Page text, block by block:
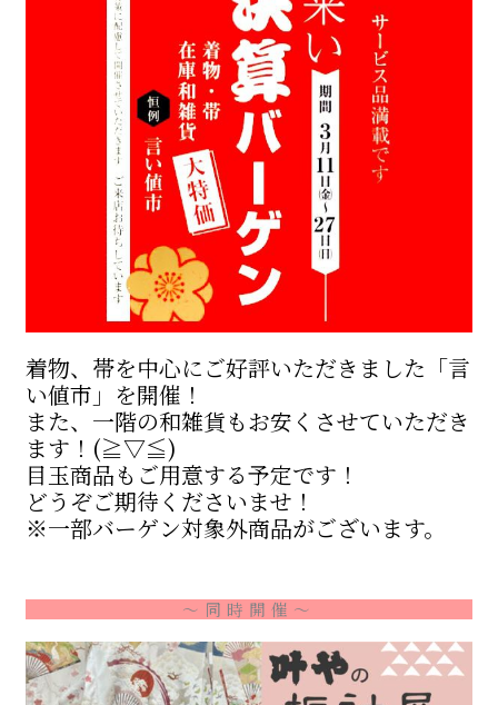
着物、帯を中心にご好評いただきました「言
い値市」を開催！
また、一階の和雑貨もお安くさせていただき
ます！(≧▽≦)
目玉商品もご用意する予定です！
どうぞご期待くださいませ！
※一部バーゲン対象外商品がございます。
～同時開催～